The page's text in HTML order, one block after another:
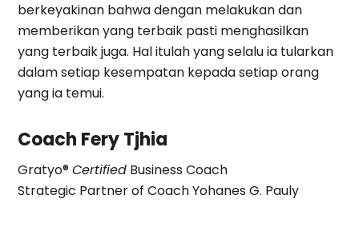
berkeyakinan bahwa dengan melakukan dan
memberikan yang terbaik pasti menghasilkan
yang terbaik juga. Hal itulah yang selalu ia tularkan
dalam setiap kesempatan kepada setiap orang
yang ia temui.
Coach Fery Tjhia
Gratyo®Certified Business Coach
Strategic Partner of Coach Yohanes G. Pauly